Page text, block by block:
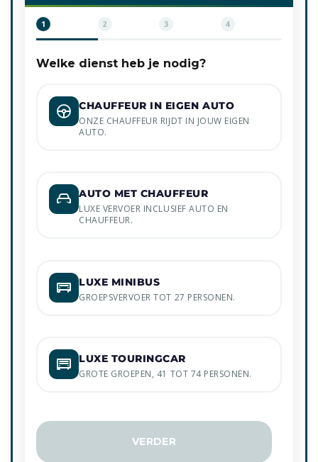
1 2 3 4
Welke dienst heb je nodig?
CHAUFFEUR IN EIGEN AUTO
ONZE CHAUFFEUR RIJDT IN JOUW EIGEN
AUTO.
AUTO MET CHAUFFEUR
LUXE VERVOER INCLUSIEF AUTO EN
CHAUFFEUR.
LUXE MINIBUS
GROEPSVERVOER TOT 27 PERSONEN.
LUXE TOURINGCAR
GROTE GROEPEN, 41 TOT 74 PERSONEN.
VERDER